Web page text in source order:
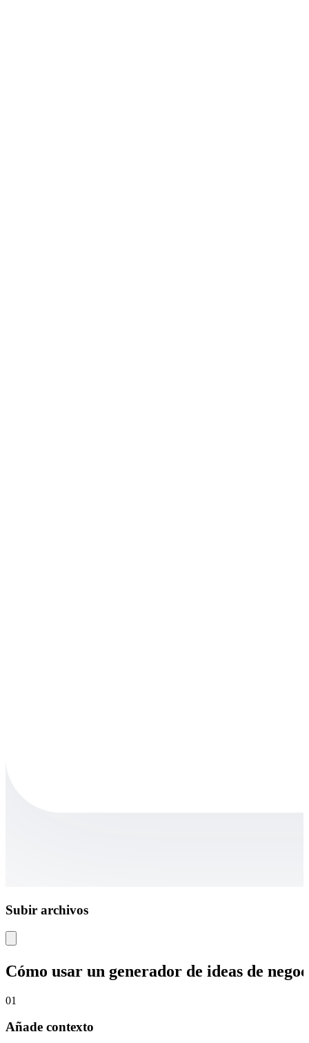
Subir archivos
Cómo usar un generador de ideas de
01
Añade contexto